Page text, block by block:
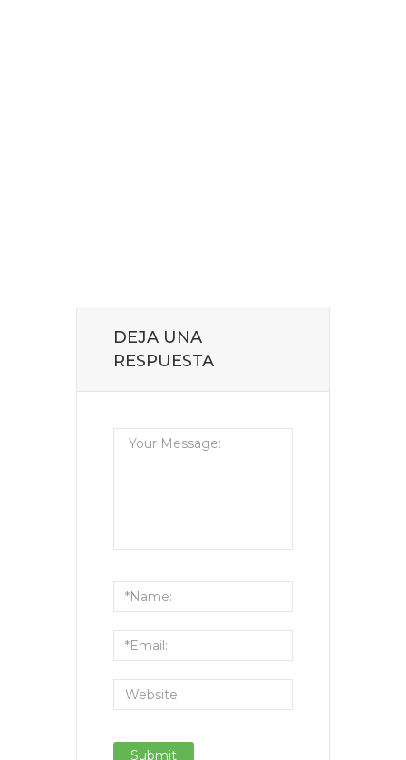
DEJA UNA
RESPUESTA